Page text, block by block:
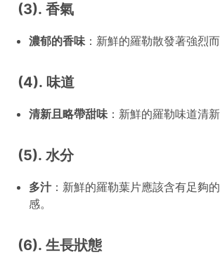
(3). 香氣
濃郁的香味：新鮮的羅勒散發著強烈
(4). 味道
清新且略帶甜味：新鮮的羅勒味道清
(5). 水分
多汁：新鮮的羅勒葉片應該含有足夠
感。
(6). 生長狀態